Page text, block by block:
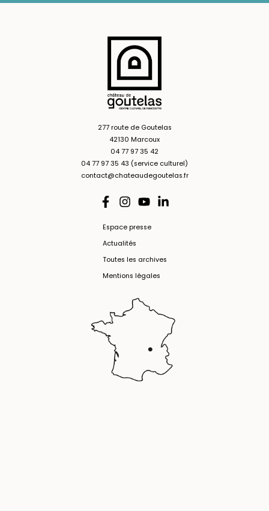
277 route de Goutelas
42130 Marcoux
04 77 97 35 42
04 77 97 35 43 (service culturel)
contact@chateaudegoutelas.fr
Espace presse
Actualités
Toutes les archives
Mentions légales